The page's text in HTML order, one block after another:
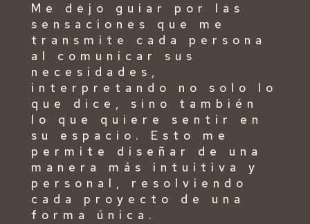
Me dejo guiar por las
sensaciones que me
transmite cada persona
al comunicar sus
necesidades,
interpretando no solo lo
que dice, sino también
lo que quiere sentir en
su espacio. Esto me
permite diseñar de una
manera más intuitiva y
personal, resolviendo
cada proyecto de una
forma única.